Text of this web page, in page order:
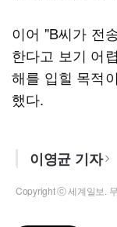
이어 "B씨가 전
한다고 보기 어
해를 입힐 목적
했다.
이영균 기자
Copyright ⓒ 세계일보.